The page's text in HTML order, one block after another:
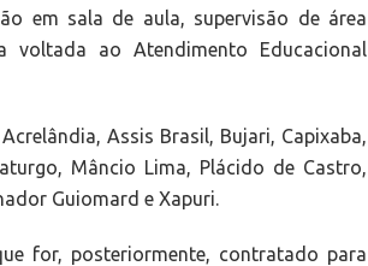
em sala de aula, supervisão de área
voltada ao Atendimento Educacional
Assis Brasil, Bujari, Capixaba,
Mâncio Lima, Plácido de Castro,
Guiomard e Xapuri.
for, posteriormente, contratado para